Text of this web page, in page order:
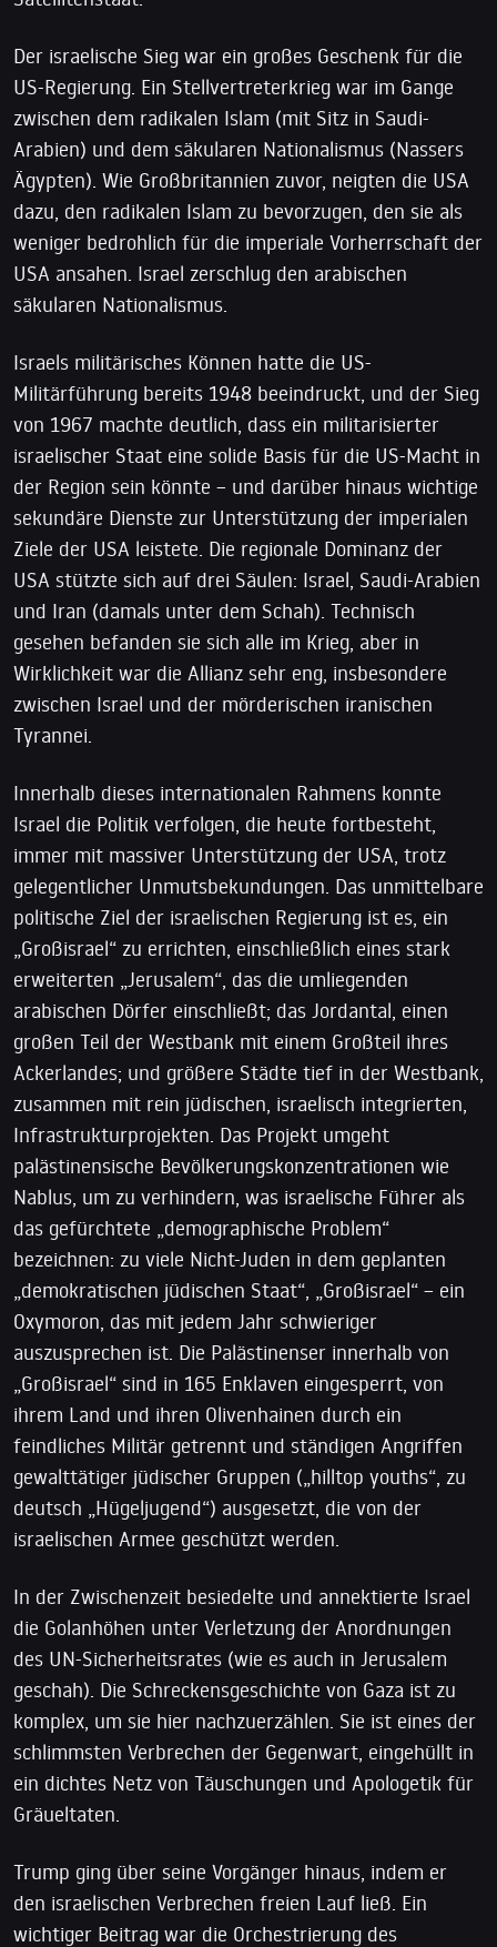
Der israelische Sieg war ein großes Geschenk für die
US-Regierung. Ein Stellvertreterkrieg war im Gange
zwischen dem radikalen Islam (mit Sitz in Saudi-
Arabien) und dem säkularen Nationalismus (Nassers
Ägypten). Wie Großbritannien zuvor, neigten die USA
dazu, den radikalen Islam zu bevorzugen, den sie als
weniger bedrohlich für die imperiale Vorherrschaft der
USA ansahen. Israel zerschlug den arabischen
säkularen Nationalismus.
Israels militärisches Können hatte die US-
Militärführung bereits 1948 beeindruckt, und der Sieg
von 1967 machte deutlich, dass ein militarisierter
israelischer Staat eine solide Basis für die US-Macht in
der Region sein könnte – und darüber hinaus wichtige
sekundäre Dienste zur Unterstützung der imperialen
Ziele der USA leistete. Die regionale Dominanz der
USA stützte sich auf drei Säulen: Israel, Saudi-Arabien
und Iran (damals unter dem Schah). Technisch
gesehen befanden sie sich alle im Krieg, aber in
Wirklichkeit war die Allianz sehr eng, insbesondere
zwischen Israel und der mörderischen iranischen
Tyrannei.
Innerhalb dieses internationalen Rahmens konnte
Israel die Politik verfolgen, die heute fortbesteht,
immer mit massiver Unterstützung der USA, trotz
gelegentlicher Unmutsbekundungen. Das unmittelbare
politische Ziel der israelischen Regierung ist es, ein
„Großisrael“ zu errichten, einschließlich eines stark
erweiterten „Jerusalem“, das die umliegenden
arabischen Dörfer einschließt; das Jordantal, einen
großen Teil der Westbank mit einem Großteil ihres
Ackerlandes; und größere Städte tief in der Westbank,
zusammen mit rein jüdischen, israelisch integrierten,
Infrastrukturprojekten. Das Projekt umgeht
palästinensische Bevölkerungskonzentrationen wie
Nablus, um zu verhindern, was israelische Führer als
das gefürchtete „demographische Problem“
bezeichnen: zu viele Nicht-Juden in dem geplanten
„demokratischen jüdischen Staat“, „Großisrael“ – ein
Oxymoron, das mit jedem Jahr schwieriger
auszusprechen ist. Die Palästinenser innerhalb von
„Großisrael“ sind in 165 Enklaven eingesperrt, von
ihrem Land und ihren Olivenhainen durch ein
feindliches Militär getrennt und ständigen Angriffen
gewalttätiger jüdischer Gruppen („hilltop youths“, zu
deutsch „Hügeljugend“) ausgesetzt, die von der
israelischen Armee geschützt werden.
In der Zwischenzeit besiedelte und annektierte Israel
die Golanhöhen unter Verletzung der Anordnungen
des UN-Sicherheitsrates (wie es auch in Jerusalem
geschah). Die Schreckensgeschichte von Gaza ist zu
komplex, um sie hier nachzuerzählen. Sie ist eines der
schlimmsten Verbrechen der Gegenwart, eingehüllt in
ein dichtes Netz von Täuschungen und Apologetik für
Gräueltaten.
Trump ging über seine Vorgänger hinaus, indem er
den israelischen Verbrechen freien Lauf ließ. Ein
wichtiger Beitrag war die Orchestrierung des